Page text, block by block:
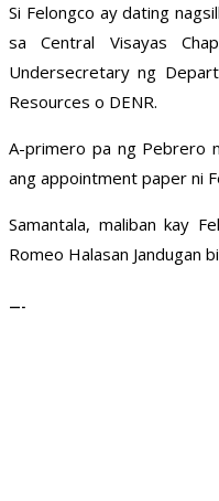
Si Felongco ay dating
sa Central Visayas
Undersecretary ng
Resources o DENR.
A-primero pa ng Pebrero
ang appointment paper ni
Samantala, maliban kay
Romeo Halasan Jandugan
—-